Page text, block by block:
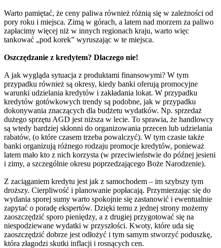
Warto pamiętać, że ceny paliwa również różnią się w zależności od
pory roku i miejsca. Zimą w górach, a latem nad morzem za paliwo
zapłacimy więcej niż w innych regionach kraju, warto więc
tankować „pod korek” wyruszając w te miejsca.
Oszczędzanie z kredytem? Dlaczego nie!
A jak wygląda sytuacja z produktami finansowymi? W tym
przypadku również są okresy, kiedy banki oferują promocyjne
warunki udzielania kredytów i zakładania lokat. W przypadku
kredytów gotówkowych trendy są podobne, jak w przypadku
dokonywania znaczących dla budżetu wydatków. Np. sprzedaż
dużego sprzętu AGD jest niższa w lecie. To sprawia, że handlowcy
są wtedy bardziej skłonni do organizowania przecen lub udzielania
rabatów, (o które czasem trzeba powalczyć). W tym czasie także
banki organizują różnego rodzaju promocje kredytów, ponieważ
latem mało kto z nich korzysta (w przeciwieństwie do późnej jesieni
i zimy, a szczególnie okresu poprzedzającego Boże Narodzenie).
Z zaciąganiem kredytu jest jak z samochodem – im szybszy tym
droższy. Cierpliwość i planowanie popłacają. Przymierzając się do
wydania sporej sumy warto spokojnie się zastanowić i ewentualnie
zapytać o poradę ekspertów. Dzięki temu z jednej strony możemy
zaoszczędzić sporo pieniędzy, a z drugiej przygotować się na
niespodziewane wydatki w przyszłości. Kwoty, które uda się
zaoszczędzić dobrze jest odłożyć i tym samym stworzyć poduszkę,
która złagodzi skutki inflacji i rosnących cen.